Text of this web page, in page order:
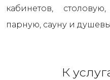
кабинетов,
парную, сауну и
К